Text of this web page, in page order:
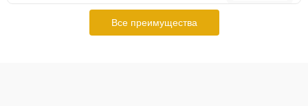
Все преимущества